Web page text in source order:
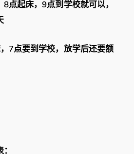
点起床，9点到学校就可以，
7点要到学校，放学后还要额